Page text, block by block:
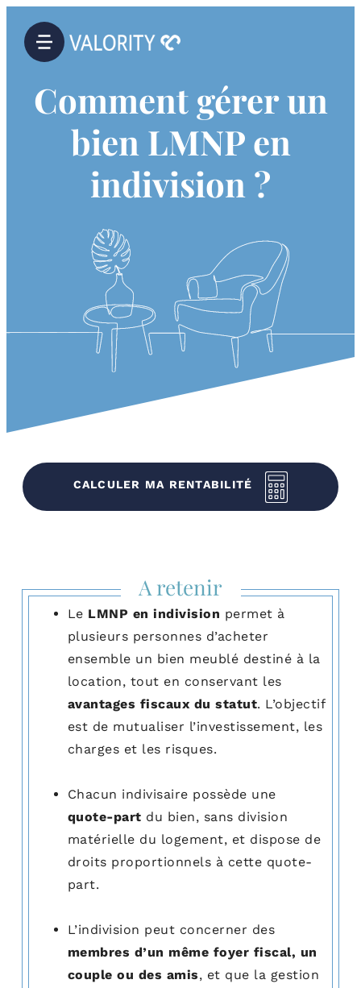
Comment gérer un
bien LMNP en
indivision ?
CALCULER MA RENTABILITÉ
A retenir
Le LMNP en indivision permet à
plusieurs personnes d’acheter
ensemble un bien meublé destiné à la
location, tout en conservant les
avantages fiscaux du statut. L’objectif
est de mutualiser l’investissement, les
charges et les risques.
Chacun indivisaire possède une
quote-part du bien, sans division
matérielle du logement, et dispose de
droits proportionnels à cette quote-
part.
L’indivision peut concerner des
membres d’un même foyer fiscal, un
couple ou des amis, et que la gestion